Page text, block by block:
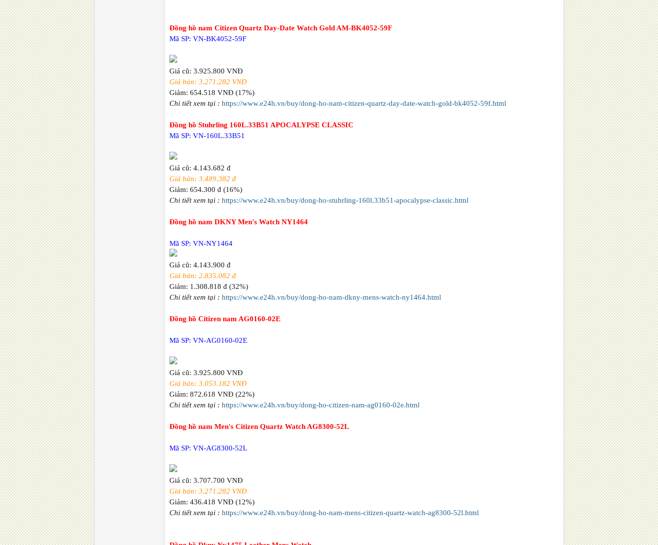
Đồng hồ nam Citizen Quartz Day-Date Watch Gold AM-BK4052-59F
Mã SP: VN-BK4052-59F
Giá cũ: 3.925.800 VNĐ
Giá bán: 3.271.282 VNĐ
Giảm: 654.518 VNĐ (17%)
Chi tiết xem tại : https://www.e24h.vn/buy/dong-ho-nam-citizen-quartz-day-date-watch-gold-bk4052-59f.html
Đồng hồ Stuhrling 160L.33B51 APOCALYPSE CLASSIC
Mã SP: VN-160L.33B51
Giá cũ: 4.143.682 đ
Giá bán: 3.489.382 đ
Giảm: 654.300 đ (16%)
Chi tiết xem tại : https://www.e24h.vn/buy/dong-ho-stuhrling-160l.33b51-apocalypse-classic.html
Đồng hồ nam DKNY Men's Watch NY1464
Mã SP: VN-NY1464
Giá cũ: 4.143.900 đ
Giá bán: 2.835.082 đ
Giảm: 1.308.818 đ (32%)
Chi tiết xem tại : https://www.e24h.vn/buy/dong-ho-nam-dkny-mens-watch-ny1464.html
Đồng hồ Citizen nam AG0160-02E
Mã SP: VN-AG0160-02E
Giá cũ: 3.925.800 VNĐ
Giá bán: 3.053.182 VNĐ
Giảm: 872.618 VNĐ (22%)
Chi tiết xem tại : https://www.e24h.vn/buy/dong-ho-citizen-nam-ag0160-02e.html
Đồng hồ nam Men's Citizen Quartz Watch AG8300-52L
Mã SP: VN-AG8300-52L
Giá cũ: 3.707.700 VNĐ
Giá bán: 3.271.282 VNĐ
Giảm: 436.418 VNĐ (12%)
Chi tiết xem tại : https://www.e24h.vn/buy/dong-ho-nam-mens-citizen-quartz-watch-ag8300-52l.html